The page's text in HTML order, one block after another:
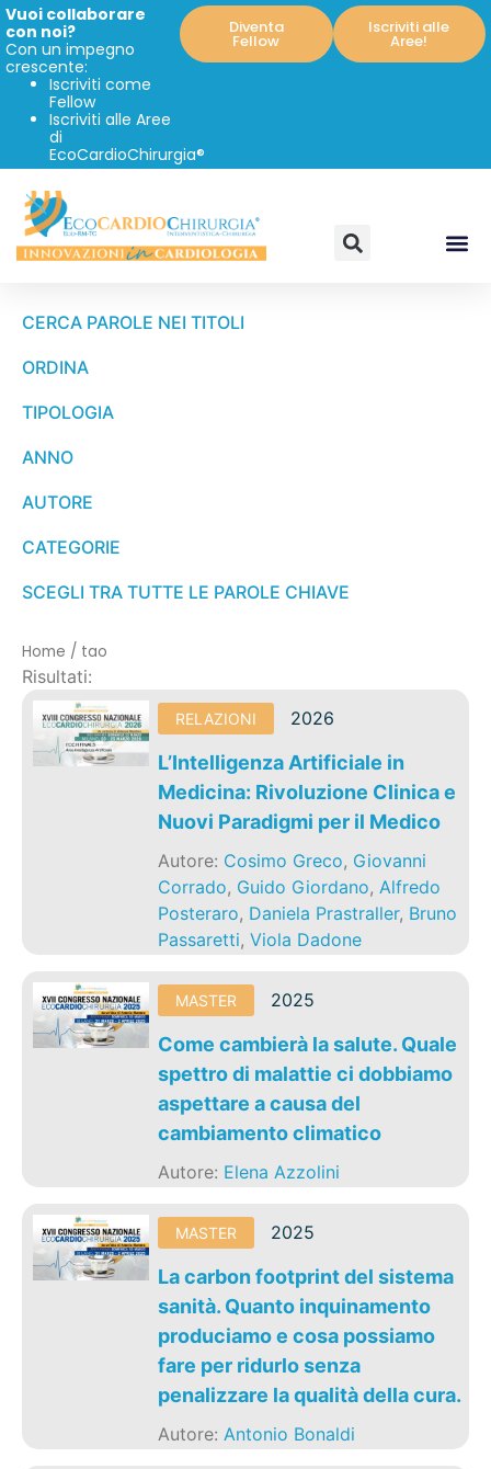
Vuoi collaborare
con noi?
Con un impegno
crescente:
Iscriviti come
Fellow
Iscriviti alle Aree
di
EcoCardioChirurgia®
Diventa
Fellow
Iscriviti alle
Aree!
CERCA PAROLE NEI TITOLI
ORDINA
TIPOLOGIA
ANNO
AUTORE
CATEGORIE
SCEGLI TRA TUTTE LE PAROLE CHIAVE
Home / tao
Risultati:
RELAZIONI 2026
L’Intelligenza Artificiale in
Medicina: Rivoluzione Clinica e
Nuovi Paradigmi per il Medico
Autore: Cosimo Greco, Giovanni
Corrado, Guido Giordano,Alfredo
Posteraro, Daniela Prastraller, Bruno
Passaretti,Viola Dadone
MASTER 2025
Come cambierà la salute. Quale
spettro di malattie ci dobbiamo
aspettare a causa del
cambiamento climatico
Autore: Elena Azzolini
MASTER 2025
La carbon footprint del sistema
sanità. Quanto inquinamento
produciamo e cosa possiamo
fare per ridurlo senza
penalizzare la qualità della cura.
Autore:Antonio Bonaldi